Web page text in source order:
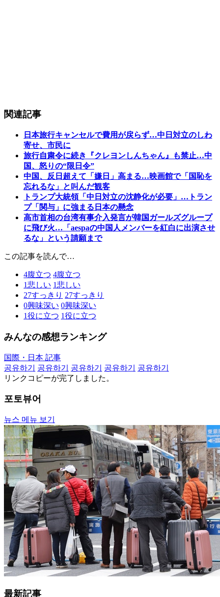
関連記事
日本旅行キャンセルで費用が戻らず…中日対立のしわ
寄せ、市民に
旅行自粛令に続き『クレヨンしんちゃん』も禁止…中
国、怒りの“限日令”
中国、反日超えて「嫌日」高まる…映画館で「国恥を
忘れるな」と叫んだ観客
トランプ大統領「中日対立の沈静化が必要」…トラン
プ「関与」に強まる日本の懸念
高市首相の台湾有事介入発言が韓国ガールズグループ
に飛び火…「aespaの中国人メンバーを紅白に出演させ
るな」という請願まで
この記事を読んで…
4腹立つ 4腹立つ
1悲しい 1悲しい
27すっきり 27すっきり
0興味深い 0興味深い
1役に立つ 1役に立つ
みんなの感想ランキング
国際・日本 記事
공유하기
공유하기 공유하기 공유하기
공유하기
リンクコピーが完了しました。
포토뷰어
뉴스 메뉴 보기
最新記事